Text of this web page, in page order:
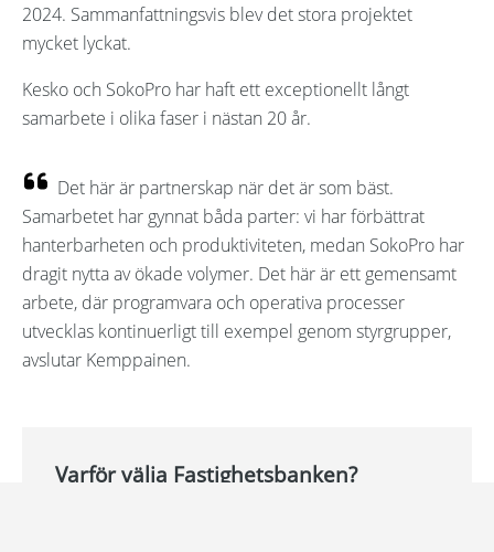
2024. Sammanfattningsvis blev det stora projektet
mycket lyckat.
Kesko och SokoPro har haft ett exceptionellt långt
samarbete i olika faser i nästan 20 år.
Det här är partnerskap när det är som bäst.
Samarbetet har gynnat båda parter: vi har förbättrat
hanterbarheten och produktiviteten, medan SokoPro har
dragit nytta av ökade volymer. Det här är ett gemensamt
arbete, där programvara och operativa processer
utvecklas kontinuerligt till exempel genom styrgrupper,
avslutar Kemppainen.
Varför välja Fastighetsbanken?